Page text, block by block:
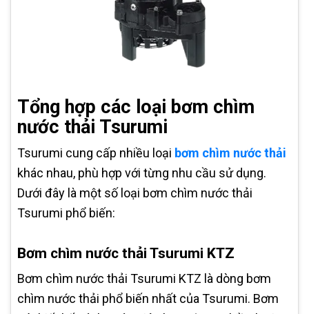
Tổng hợp các loại bơm chìm
nước thải Tsurumi
Tsurumi cung cấp nhiều loại bơm chìm nước thải
khác nhau, phù hợp với từng nhu cầu sử dụng.
Dưới đây là một số loại bơm chìm nước thải
Tsurumi phổ biến:
Bơm chìm nước thải Tsurumi KTZ
Bơm chìm nước thải Tsurumi KTZ là dòng bơm
chìm nước thải phổ biến nhất của Tsurumi. Bơm